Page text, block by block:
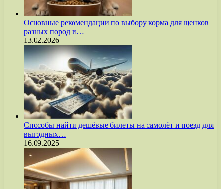
Основные рекомендации по выбору корма для щенков
разных пород и…
13.02.2026
Способы найти дешёвые билеты на самолёт и поезд для
выгодных…
16.09.2025